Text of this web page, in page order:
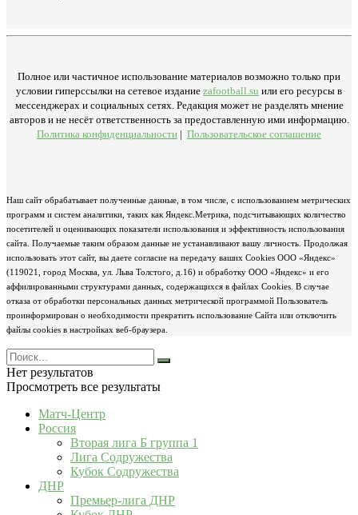
Полное или частичное использование материалов возможно только при
условии гиперссылки на сетевое издание zafootball.su или его ресурсы в
мессенджерах и социальных сетях. Редакция может не разделять мнение
авторов и не несёт ответственность за предоставленную ими информацию.
Политика конфиденциальности | Пользовательское соглашение
Наш сайт обрабатывает полученные данные, в том числе, с использованием метрических
программ и систем аналитики, таких как Яндекс.Метрика, подсчитывающих количество
посетителей и оценивающих показатели использования и эффективность использования
сайта. Получаемые таким образом данные не устанавливают вашу личность. Продолжая
использовать этот сайт, вы даете согласие на передачу ваших Cookies ООО «Яндекс»
(119021, город Москва, ул. Льва Толстого, д.16) и обработку ООО «Яндекс» и его
аффилированными структурами данных, содержащихся в файлах Cookies. В случае
отказа от обработки персональных данных метрической программой Пользователь
проинформирован о необходимости прекратить использование Сайта или отключить
файлы cookies в настройках веб-браузера.
Нет результатов
Просмотреть все результаты
Матч-Центр
Россия
Вторая лига Б группа 1
Лига Содружества
Кубок Содружества
ДНР
Премьер-лига ДНР